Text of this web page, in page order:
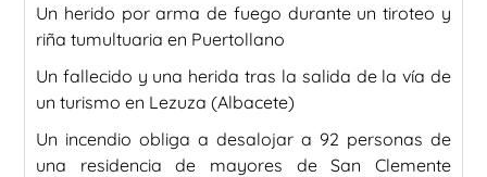
Un herido por arma de fuego durante un tiroteo y
riña tumultuaria en Puertollano
Un fallecido y una herida tras la salida de la vía de
un turismo en Lezuza (Albacete)
Un incendio obliga a desalojar a 92 personas de
una residencia de mayores de San Clemente